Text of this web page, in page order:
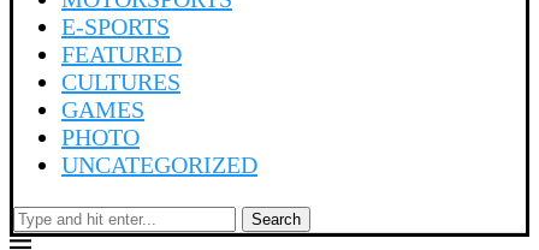
E-SPORTS
FEATURED
CULTURES
GAMES
PHOTO
UNCATEGORIZED
Search